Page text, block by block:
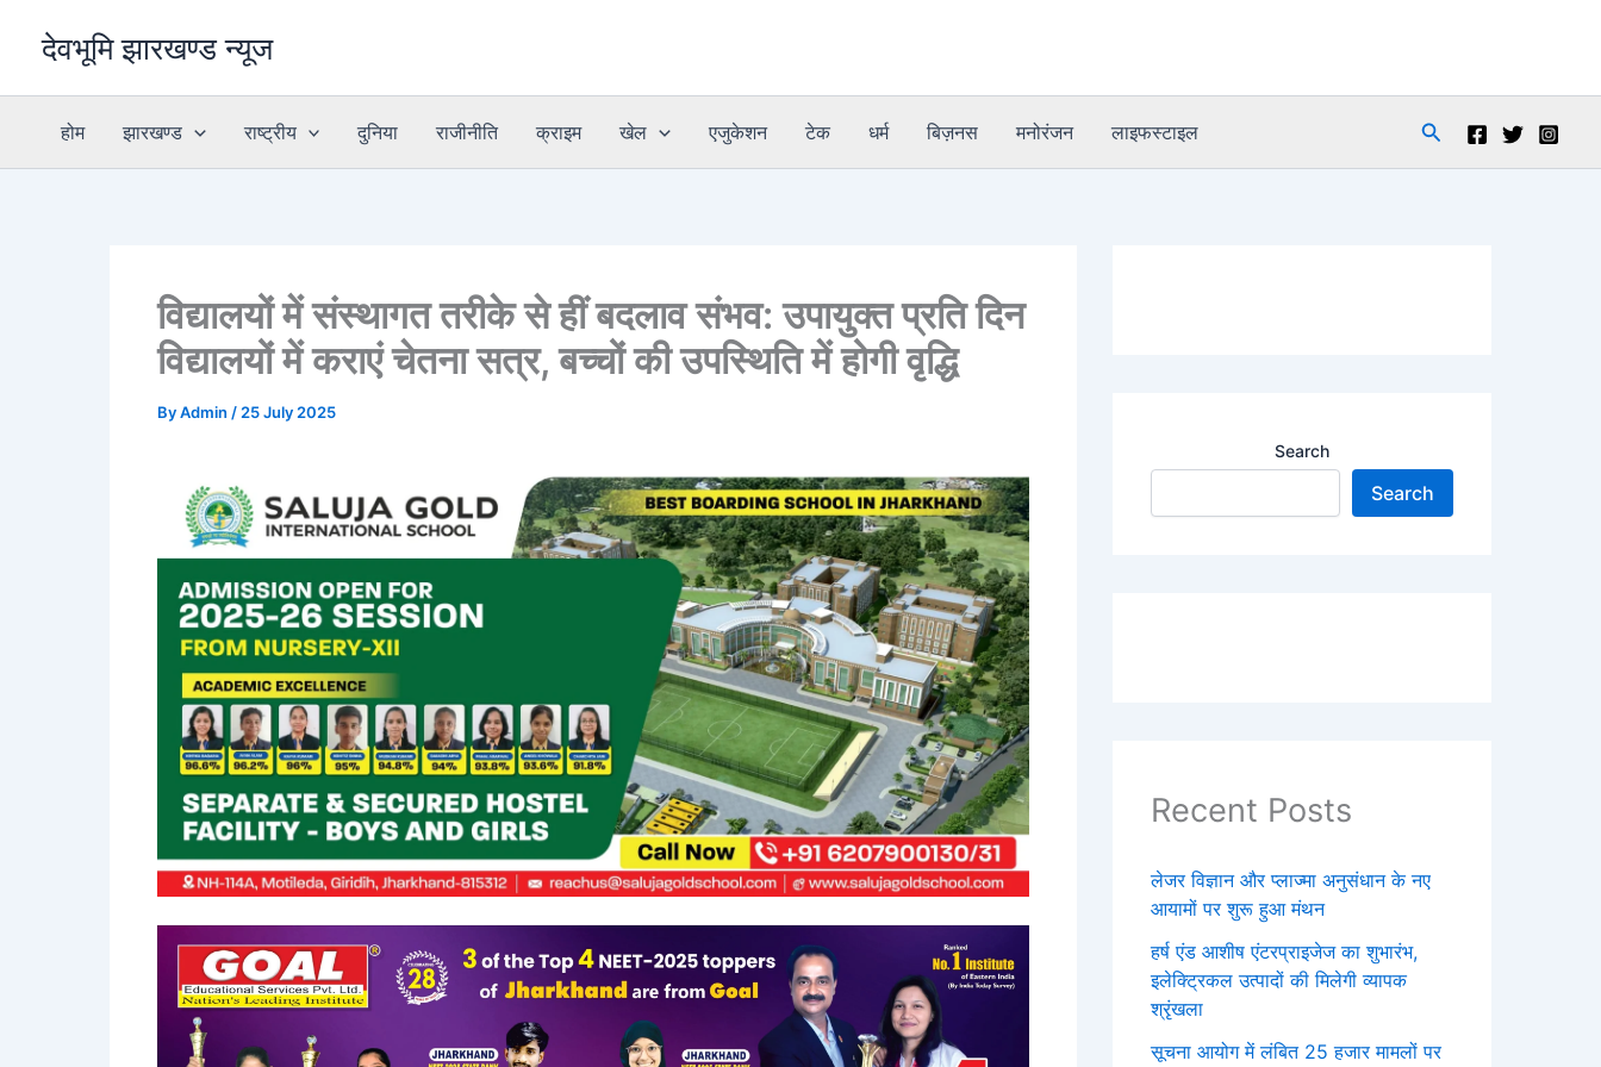
देवभूमि झारखण्ड न्यूज
होम झारखण्ड राष्ट्रीय दुनिया राजीनीति क्राइम खेल एजुकेशन टेक धर्म बिज़नस मनोरंजन लाइफस्टाइल Search
विद्यालयों में संस्थागत तरीके से हीं बदलाव संभव: उपायुक्त प्रति दिन
विद्यालयों में कराएं चेतना सत्र, बच्चों की उपस्थिति में होगी वृद्धि
ByAdmin / 25 July 2025
Search
Search
Recent Posts
लेजर विज्ञान और प्लाज्मा अनुसंधान के नए
आयामों पर शुरू हुआ मंथन
हर्ष एंड आशीष एंटरप्राइजेज का शुभारंभ,
इलेक्ट्रिकल उत्पादों की मिलेगी व्यापक
श्रृंखला
सूचना आयोग में लंबित 25 हजार मामलों पर